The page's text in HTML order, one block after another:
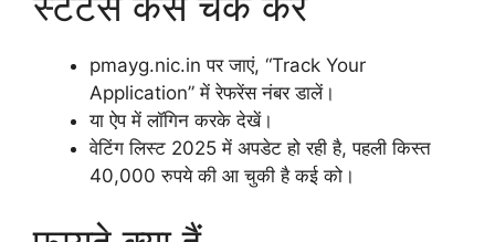
pmayg.nic.in पर जाएं, “Track Your
Application” में रेफरेंस नंबर डालें।
या ऐप में लॉगिन करके देखें।
वेटिंग लिस्ट 2025 में अपडेट हो रही है, पहली किस्त
40,000 रुपये की आ चुकी है कई को।